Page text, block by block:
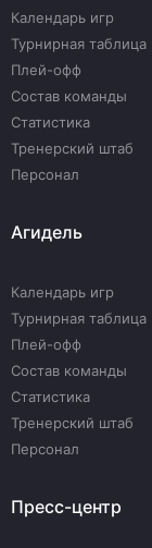
Календарь игр
Турнирная таблица
Плей-офф
Состав команды
Статистика
Тренерский штаб
Персонал
Агидель
Календарь игр
Турнирная таблица
Плей-офф
Состав команды
Статистика
Тренерский штаб
Персонал
Пресс-центр